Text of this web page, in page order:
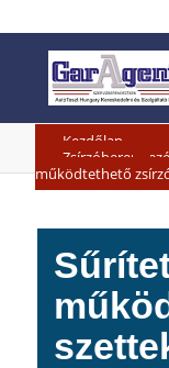
Kezdőlap
működtethető